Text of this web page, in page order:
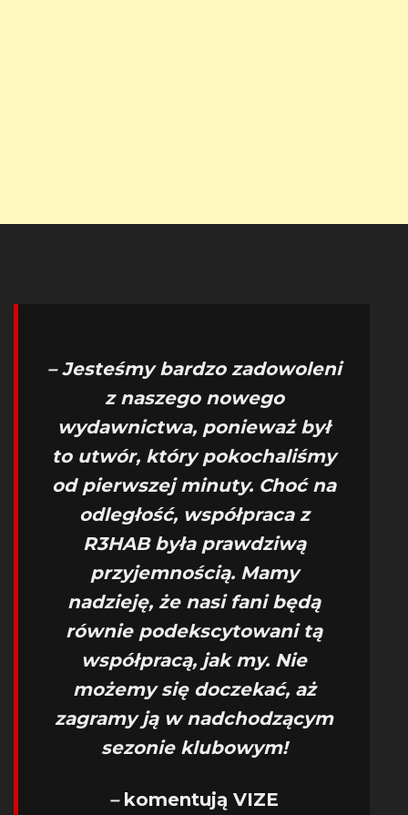
– Jesteśmy bardzo zadowoleni
z naszego nowego
wydawnictwa, ponieważ był
to utwór, który pokochaliśmy
od pierwszej minuty. Choć na
odległość, współpraca z
R3HAB była prawdziwą
przyjemnością. Mamy
nadzieję, że nasi fani będą
równie podekscytowani tą
współpracą, jak my. Nie
możemy się doczekać, aż
zagramy ją w nadchodzącym
sezonie klubowym!
– komentują VIZE